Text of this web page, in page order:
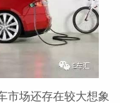
市场还存在较大想象